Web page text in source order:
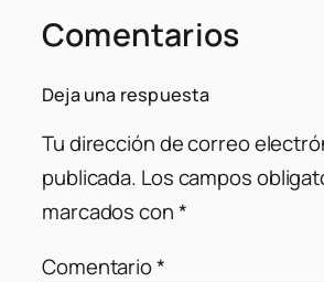
Comentarios
Deja una respuesta
Tu dirección de correo
publicada. Los campos
marcados con*
Comentario*